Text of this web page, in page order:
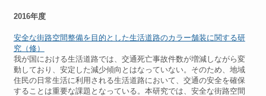
2016年度
安全な街路空間整備を目的とした生活道路のカラー舗装に関する研
究（修）
我が国における生活道路では、交通死亡事故件数が増減しながら変
動しており、安定した減少傾向とはなっていない。そのため、地域
住民の日常生活に利用される生活道路において、交通の安全を確保
することは重要な課題となっている。本研究では、安全な街路空間